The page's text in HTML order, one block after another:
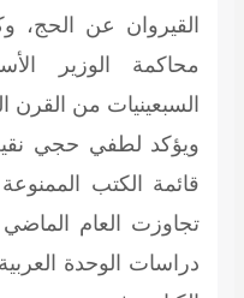
القيروان عن الحج،
محاكمة الوزير
السبعينيات من القرن
ويؤكد لطفي حجي
قائمة الكتب
دراسات الوحدة